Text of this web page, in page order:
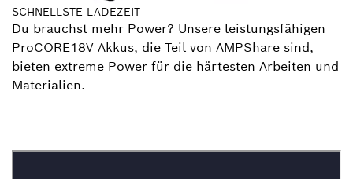
SCHNELLSTE LADEZEIT
Du brauchst mehr Power? Unsere leistungsfähigen
ProCORE18V Akkus, die Teil von AMPShare sind,
bieten extreme Power für die härtesten Arbeiten und
Materialien.